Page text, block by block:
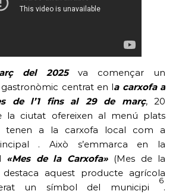
del 2025 va començar un
centrat en la carxofa a
de l’1 fins al 29 de març, 20
la ciutat ofereixen al menú plats
tenen a la carxofa local com a
. Això s’emmarca en la
«Mes de la Carxofa» (Mes de la
destaca aquest producte agrícola
un símbol del municipi
6
.